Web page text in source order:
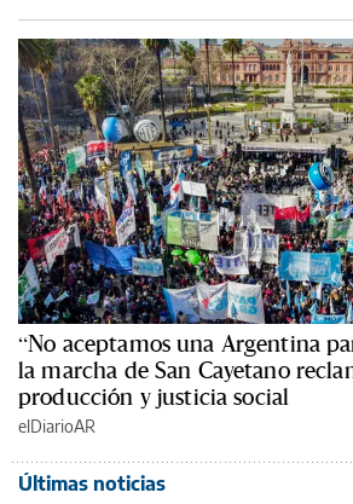
“No aceptamos una Argentina
la marcha de San Cayetano
producción y justicia social
elDiarioAR
Últimas noticias